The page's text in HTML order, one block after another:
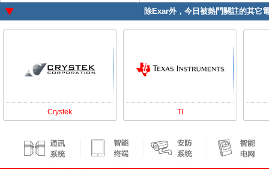
除Exar外，今日被熱門關註的其它
Crystek TI